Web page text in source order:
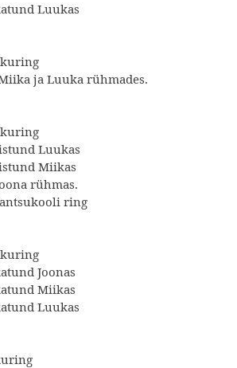
Luukas
ja Luuka rühmades.
Luukas
Miikas
rühmas.
ring
Joonas
Miikas
Luukas